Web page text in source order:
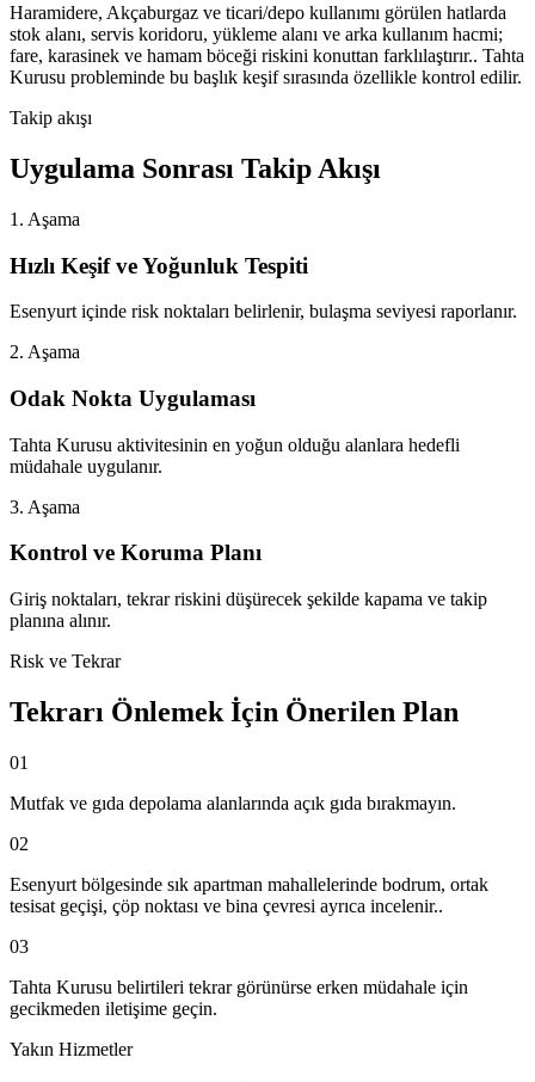
Haramidere, Akçaburgaz ve ticari/depo kullanımı görülen hatlarda
stok alanı, servis koridoru, yükleme alanı ve arka kullanım hacmi;
fare, karasinek ve hamam böceği riskini konuttan farklılaştırır.. Tahta
Kurusu probleminde bu başlık keşif sırasında özellikle kontrol edilir.
Takip akışı
Uygulama Sonrası Takip Akışı
1. Aşama
Hızlı Keşif ve Yoğunluk Tespiti
Esenyurt içinde risk noktaları belirlenir, bulaşma seviyesi raporlanır.
2. Aşama
Odak Nokta Uygulaması
Tahta Kurusu aktivitesinin en yoğun olduğu alanlara hedefli
müdahale uygulanır.
3. Aşama
Kontrol ve Koruma Planı
Giriş noktaları, tekrar riskini düşürecek şekilde kapama ve takip
planına alınır.
Risk ve Tekrar
Tekrarı Önlemek İçin Önerilen Plan
01
Mutfak ve gıda depolama alanlarında açık gıda bırakmayın.
02
Esenyurt bölgesinde sık apartman mahallelerinde bodrum, ortak
tesisat geçişi, çöp noktası ve bina çevresi ayrıca incelenir..
03
Tahta Kurusu belirtileri tekrar görünürse erken müdahale için
gecikmeden iletişime geçin.
Yakın Hizmetler